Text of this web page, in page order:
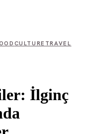
CULTURE TRAVEL
İlginç